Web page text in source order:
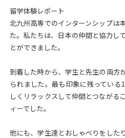
留学体験レポート
北九州高専でのインターンシップは
た。私たちは、日本の仲間と協力し
とができました。
到着した時から、学生と先生の両方
られました。最も印象に残ってい
しくリラックスして仲間とつながる
ィーでした。
他にも、学生達とおしゃべりをした